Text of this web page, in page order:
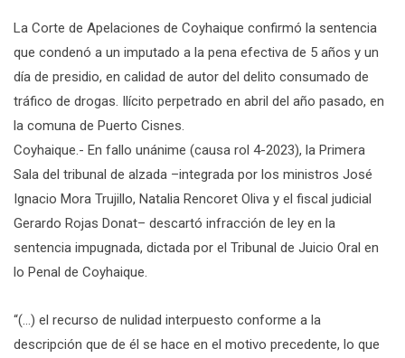
La Corte de Apelaciones de Coyhaique confirmó la sentencia
que condenó a un imputado a la pena efectiva de 5 años y un
día de presidio, en calidad de autor del delito consumado de
tráfico de drogas. Ilícito perpetrado en abril del año pasado, en
la comuna de Puerto Cisnes.
Coyhaique.- En fallo unánime (causa rol 4-2023), la Primera
Sala del tribunal de alzada –integrada por los ministros José
Ignacio Mora Trujillo, Natalia Rencoret Oliva y el fiscal judicial
Gerardo Rojas Donat– descartó infracción de ley en la
sentencia impugnada, dictada por el Tribunal de Juicio Oral en
lo Penal de Coyhaique.
“(…) el recurso de nulidad interpuesto conforme a la
descripción que de él se hace en el motivo precedente, lo que